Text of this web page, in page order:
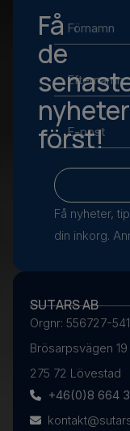
Få
de
först!
Få nyheter,
din inkorg.
SUTARS AB
Orgnr: 556727-
Brösarpsvägen 19
275 72 Lövestad
+46(0)8 664